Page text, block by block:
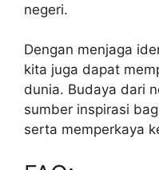
negeri.
Dengan menjaga
kita juga dapat
dunia. Budaya dari
sumber inspirasi
serta memperkaya